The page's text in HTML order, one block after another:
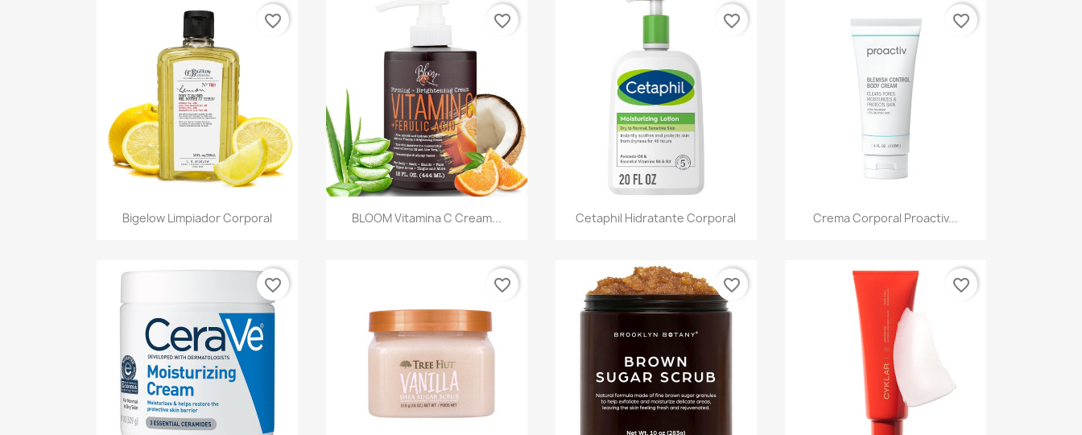
Vista rápida
Bigelow Limpiador Corporal
favorite_border
Vista rápida
BLOOM Vitamina C Cream...
favorite_border
Vista rápida
Cetaphil Hidratante Corporal
favorite_border
Vista rápida
Crema Corporal Proactiv...
favorite_border
favorite_border favorite_border favorite_border favorite_border